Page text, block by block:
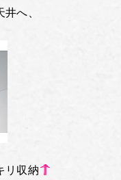
へ、
リ収納